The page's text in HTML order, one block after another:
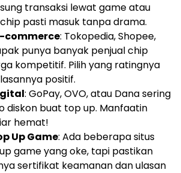
transaksi lewat game atau
pasti masuk tanpa drama.
commerce: Tokopedia, Shopee,
punya banyak penjual chip
kompetitif. Pilih yang ratingnya
positif.
: GoPay, OVO, atau Dana sering
diskon buat top up. Manfaatin
hemat!
Up Game: Ada beberapa situs
game yang oke, tapi pastikan
sertifikat keamanan dan ulasan